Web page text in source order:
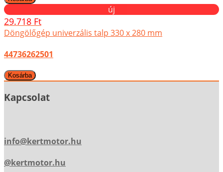
új
29.718 Ft
Döngölőgép univerzális talp 330 x 280 mm
44736262501
Kapcsolat
info@kertmotor.hu
@kertmotor.hu